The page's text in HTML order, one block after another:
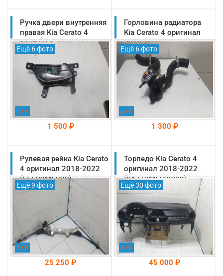
На складе: Раменское
-->
На складе: Раменское
-->
Ручка двери внутренняя
правая Kia Cerato 4
оригинал 2018-2022
(82620M6010SA1)
Ещё 6 фото
Б/У
1 500 ₽
На складе: Раменское
-->
Горловина радиатора
Kia Cerato 4 оригинал
2018-2022
(25329F2000)
Ещё 6 фото
Б/У
1 300 ₽
На складе: Раменское
-->
Рулевая рейка Kia Cerato
4 оригинал 2018-2022
(56500M6000)
Ещё 9 фото
Б/У
25 250 ₽
Торпедо Kia Cerato 4
оригинал 2018-2022
(84710M6000WK)
Ещё 30 фото
Б/У
45 000 ₽